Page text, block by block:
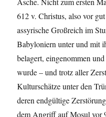
612 v. Christus, also vor
assyrische Großreich im
Babyloniern unter und mit
belagert, eingenommen
wurde – und trotz aller
Kulturschätze unter den
deren endgültige
dem Angriff auf Mosul vor